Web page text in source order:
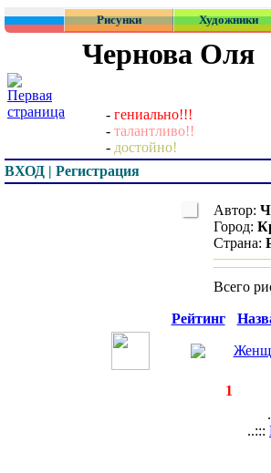
Рисунки Художники
Чернова Оля
- гениально!!!
- талантливо!!
- достойно!
ВХОД | Регистрация
Автор:
Город:
Страна:
Всего
Рейтинг
1
..:::